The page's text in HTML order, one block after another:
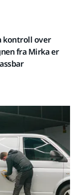
kontroll over
fra Mirka er